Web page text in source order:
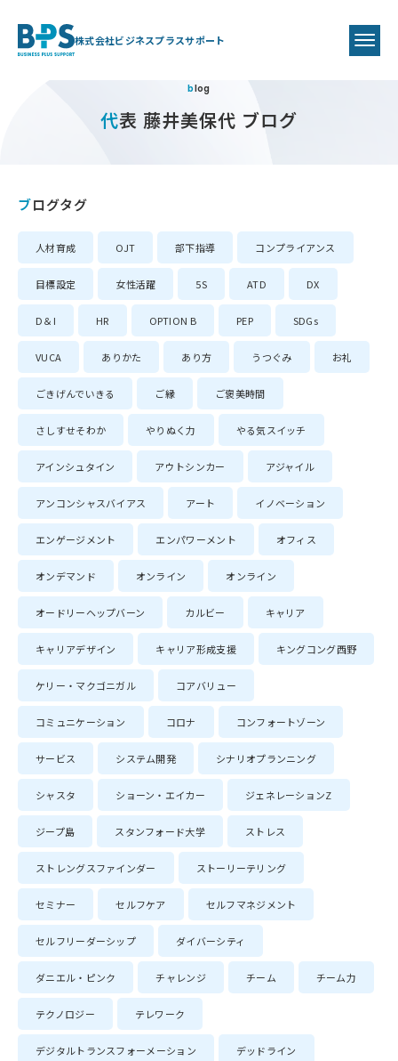
株式会社ビジネスプラスサポート
blog
代表 藤井美保代 ブログ
ブログタグ
人材育成 OJT 部下指導 コンプライアンス
目標設定 女性活躍 5S ATD DX
D＆I HR OPTION B PEP SDGs
VUCA ありかた あり方 うつぐみ お礼
ごきげんでいきる ご縁 ご褒美時間
さしすせそわか やりぬく力 やる気スイッチ
アインシュタイン アウトシンカー アジャイル
アンコンシャスバイアス アート イノベーション
エンゲージメント エンパワーメント オフィス
オンデマンド オンライン オンライン
オードリーヘップバーン カルビー キャリア
キャリアデザイン キャリア形成支援 キングコング西野
ケリー・マクゴニガル コアバリュー
コミュニケーション コロナ コンフォートゾーン
サービス システム開発 シナリオプランニング
シャスタ ショーン・エイカー ジェネレーションZ
ジープ島 スタンフォード大学 ストレス
ストレングスファインダー ストーリーテリング
セミナー セルフケア セルフマネジメント
セルフリーダーシップ ダイバーシティ
ダニエル・ピンク チャレンジ チーム チーム力
テクノロジー テレワーク
デジタルトランスフォーメーション デッドライン